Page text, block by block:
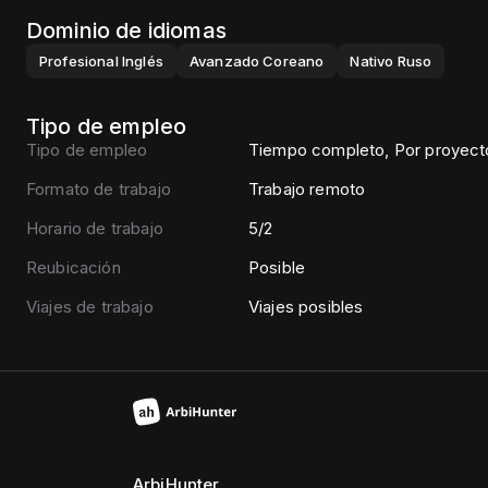
Dominio de idiomas
Profesional Inglés Avanzado Coreano Nativo Ruso
Tipo de empleo
Tipo de empleo
Tiempo completo, Por
Formato de trabajo
Trabajo remoto
Horario de trabajo
5/2
Reubicación
Posible
Viajes de trabajo
Viajes posibles